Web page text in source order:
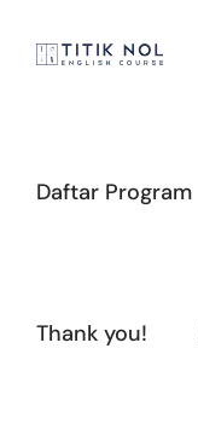
Daftar Program
Thank you!